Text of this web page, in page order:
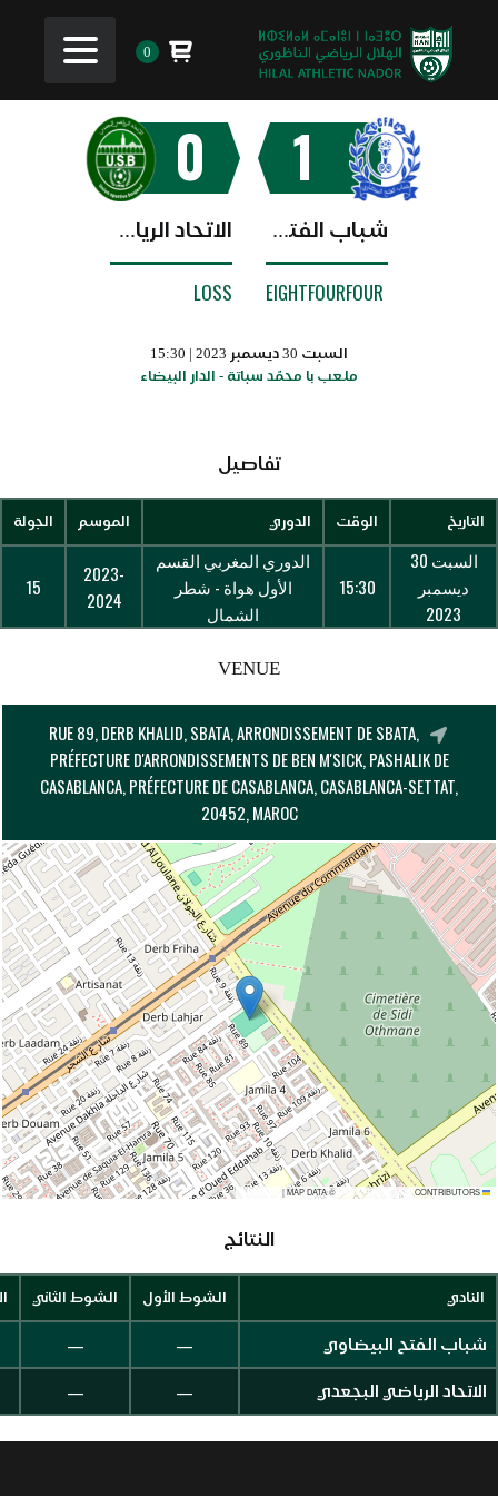
0
1
شباب الفتح البيضاوي
EIGHTFOURFOUR
0
الاتحاد الرياضي البجعدي
LOSS
السبت 30 ديسمبر 2023 | 15:30
ملعب با محمّد سباتة - الدار البيضاء
تفاصيل
التاريخ الوقت الدوري الموسم الجولة
السبت 30
ديسمبر
2023
15:30
الدوري المغربي القسم
الأول هواة - شطر
الشمال
2023-
2024
15
VENUE
RUE 89, DERB KHALID, SBATA, ARRONDISSEMENT DE SBATA,
PRÉFECTURE D'ARRONDISSEMENTS DE BEN M'SICK, PASHALIK DE
CASABLANCA, PRÉFECTURE DE CASABLANCA, CASABLANCA-SETTAT,
20452, MAROC
LEAFLET
|MAP DATA © OPENSTREETMAPCONTRIBUTORS
النتائج
النادي الشوط الأول الشوط الثاني
شباب الفتح البيضاوي —
—
الاتحاد الرياضي البجعدي —
—